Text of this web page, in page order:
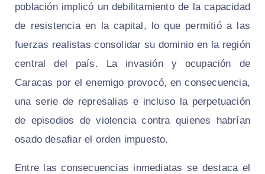
población implicó un debilitamiento de la capacidad
de resistencia en la capital, lo que permitió a las
fuerzas realistas consolidar su dominio en la región
central del país. La invasión y ocupación de
Caracas por el enemigo provocó, en consecuencia,
una serie de represalias e incluso la perpetuación
de episodios de violencia contra quienes habrían
osado desafiar el orden impuesto.
Entre las consecuencias inmediatas se destaca el